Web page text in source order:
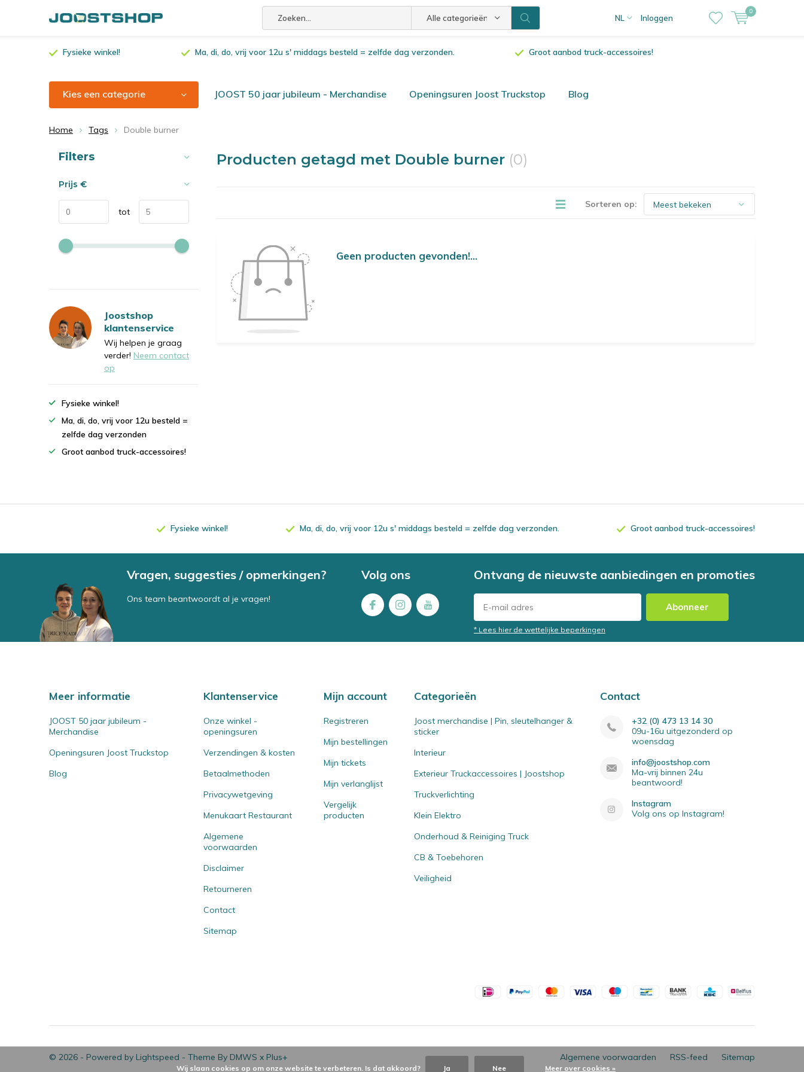
Alle categorieën NL Inloggen
0
Fysieke winkel! Ma, di, do, vrij voor 12u s' middags besteld = zelfde dag verzonden. Groot aanbod truck-accessoires!
Kies een categorie JOOST 50 jaar jubileum - Merchandise Openingsuren Joost Truckstop Blog
Home Tags Double burner
Producten getagd met Double burner (0)
Sorteren op:
Geen producten gevonden!...
Sorteren op:
Filters
Prijs €
tot
Joostshop
klantenservice
Wij helpen je graag
verder! Neem contact
op
Fysieke winkel!
Ma, di, do, vrij voor 12u besteld =
zelfde dag verzonden
Groot aanbod truck-accessoires!
Fysieke winkel! Ma, di, do, vrij voor 12u s' middags besteld = zelfde dag verzonden. Groot aanbod truck-accessoires!
Vragen, suggesties / opmerkingen?
Ons team beantwoordt al je vragen!
Volg ons Ontvang de nieuwste aanbiedingen en promoties
Abonneer
* Lees hier de wettelijke beperkingen
Meer informatie
JOOST 50 jaar jubileum -
Merchandise
Openingsuren Joost Truckstop
Blog
Klantenservice
Onze winkel -
openingsuren
Verzendingen & kosten
Betaalmethoden
Privacywetgeving
Menukaart Restaurant
Algemene
voorwaarden
Disclaimer
Retourneren
Contact
Sitemap
Mijn account
Registreren
Mijn bestellingen
Mijn tickets
Mijn verlanglijst
Vergelijk
producten
Categorieën
Joost merchandise | Pin, sleutelhanger &
sticker
Interieur
Exterieur Truckaccessoires | Joostshop
Truckverlichting
Klein Elektro
Onderhoud & Reiniging Truck
CB & Toebehoren
Veiligheid
Contact
+32 (0) 473 13 14 30
09u-16u uitgezonderd op
woensdag
info@joostshop.com
Ma-vrij binnen 24u
beantwoord!
Instagram
Volg ons op Instagram!
© 2026 - Powered by Lightspeed - Theme By DMWS x Plus+ Algemene voorwaarden RSS-feed Sitemap
Wij slaan cookies op om onze website te verbeteren. Is dat akkoord? Ja Nee Meer over cookies »